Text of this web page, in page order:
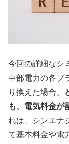
今回の詳細なシ
中部電力の各プ
り換えた場合、
も、電気料金が
れは、シンエナ
て基本料金や電